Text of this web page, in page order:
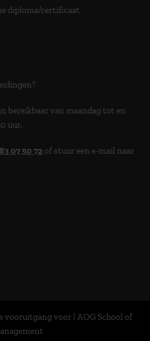
diploma/certificaat
bereikbaar van maandag tot en
uur.
07 50 72 of stuur een e-mail naar
vooruitgang voor | AOG School of